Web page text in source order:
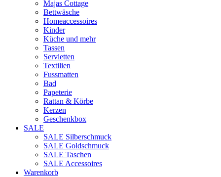
Majas Cottage
Bettwäsche
Homeaccessoires
Kinder
Küche und mehr
Tassen
Servietten
Textilien
Fussmatten
Bad
Papeterie
Rattan & Körbe
Kerzen
Geschenkbox
SALE
SALE Silberschmuck
SALE Goldschmuck
SALE Taschen
SALE Accessoires
Warenkorb